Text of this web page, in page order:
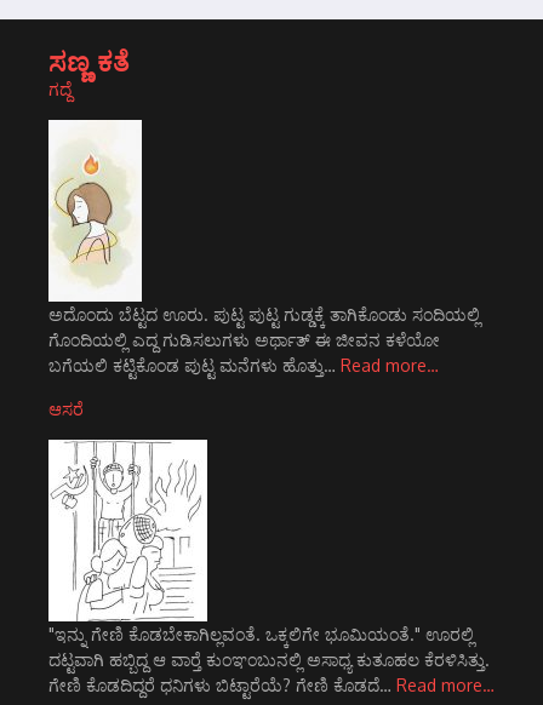
ಸಣ್ಣ ಕತೆ
ಗದ್ದೆ
ಅದೊಂದು ಬೆಟ್ಟದ ಊರು. ಪುಟ್ಟ ಪುಟ್ಟ ಗುಡ್ಡಕ್ಕೆ ತಾಗಿಕೊಂಡು ಸಂದಿಯಲ್ಲಿ
ಗೊಂದಿಯಲ್ಲಿ ಎದ್ದ ಗುಡಿಸಲುಗಳು ಅರ್ಥಾತ್ ಈ ಜೀವನ ಕಳೆಯೋ
ಬಗೆಯಲಿ ಕಟ್ಟಿಕೊಂಡ ಪುಟ್ಟ ಮನೆಗಳು ಹೊತ್ತು… Read more…
ಆಸರೆ
"ಇನ್ನು ಗೇಣಿ ಕೊಡಬೇಕಾಗಿಲ್ಲವಂತೆ. ಒಕ್ಕಲಿಗೇ ಭೂಮಿಯಂತೆ." ಊರಲ್ಲಿ
ದಟ್ಟವಾಗಿ ಹಬ್ಬಿದ್ದ ಆ ವಾರ್‍ತೆ ಕುಂಞಂಬುನಲ್ಲಿ ಅಸಾಧ್ಯ ಕುತೂಹಲ ಕೆರಳಿಸಿತ್ತು.
ಗೇಣಿ ಕೊಡದಿದ್ದರೆ ಧನಿಗಳು ಬಿಟ್ಟಾರೆಯೆ? ಗೇಣಿ ಕೊಡದೆ… Read more…